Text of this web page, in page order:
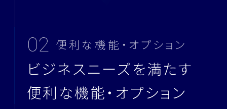
02 便利な機能・オプション
ビジネスニーズを満たす
便利な機能・オプション